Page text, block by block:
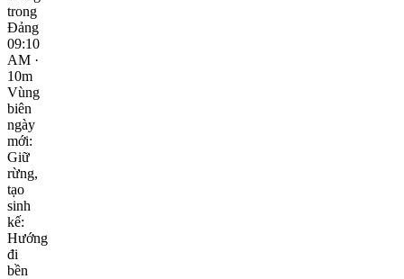
trong
Đảng
09:10
AM ·
10m
Vùng
biên
ngày
mới:
Giữ
rừng,
tạo
sinh
kế:
Hướng
đi
bền